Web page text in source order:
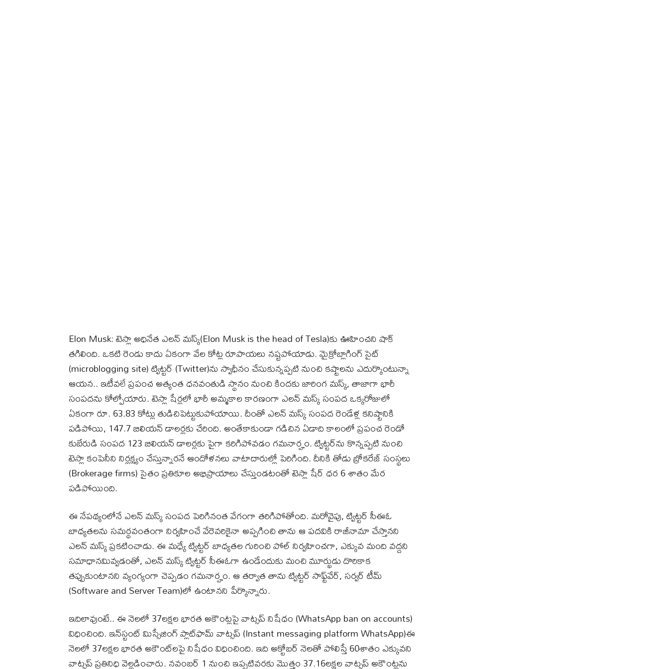
Elon Musk: టెస్లా అధినేత ఎలన్ మస్క్‌(Elon Musk is the head of Tesla)కు ఊహించని షాక్
తగిలింది. ఒకటి రెండు కాదు ఏకంగా వేల కోట్ల రూపాయలు నష్టపోయాడు. మైక్రోబ్లాగింగ్ సైట్
(microblogging site) ట్విట్టర్‌ (Twitter)ను స్వాధీనం చేసుకున్నప్పటి నుంచి కష్టాలను ఎదుర్కొంటున్నా
ఆయన.. ఇటీవలే ప్రపంచ అత్యంత ధనవంతుడి స్థానం నుంచి కిందకు జారింగ మస్క్, తాజాగా భారీ
సంపదను కోల్పోయారు. టెస్లా షేర్లలో భారీ అమ్మకాల కారణంగా ఎలన్ మస్క్ సంపద ఒక్కరోజులో
ఏకంగా రూ. 63.83 కోట్లు తుడిచిపెట్టుకుపోయాయి. దీంతో ఎలన్ మస్క్ సంపద రెండేళ్ల కనిష్టానికి
పడిపోయి, 147.7 బిలియన్ డాలర్లకు చేరింది. అంతేకాకుండా గడిచిన ఏడాది కాలంలో ప్రపంచ రెండో
కుబేరుడి సంపద 123 బిలియన్ డాలర్లకు పైగా కరిగిపోవడం గమనార్హం. ట్విట్టర్‌ను కొన్నప్పటి నుంచి
టెస్లా కంపెనీని నిర్లక్ష్యం చేస్తున్నారనే ఆందోళనలు వాటాదారుల్లో పెరిగింది. దీనికి తోడు బ్రోకరేజ్ సంస్థలు
(Brokerage firms) సైతం ప్రతికూల అభిప్రాయాలు చేస్తుండటంతో టెస్లా షేర్ ధర 6 శాతం మేర
పడిపోయింది.
ఈ నేపథ్యంలోనే ఎలన్ మస్క్ సంపద పెరిగినంత వేగంగా తరిగిపోతోంది. మరోవైపు, ట్విట్టర్ సీఈఓ
బాధ్యతలను సమర్థవంతంగా నిర్వహించే వేరెవరికైనా అప్పగించి తాను ఆ పదవికి రాజీనామా చేస్తానని
ఎలన్ మస్క్ ప్రకటించాడు. ఈ మధ్యే ట్విట్టర్ బాధ్యతల గురించి పోల్ నిర్వహించగా, ఎక్కువ మంది వద్దని
సమాధానమివ్వడంతో, ఎలన్ మస్క్ ట్విట్టర్ సీఈఓగా ఉండేందుకు మంచి మూర్ఖుడు దొరికాక
తప్పుకుంటానని వ్యంగ్యంగా చెప్పడం గమనార్హం. ఆ తర్వాత తాను ట్విట్టర్ సాఫ్ట్‌వేర్, సర్వర్ టీమ్‌
(Software and Server Team)లో ఉంటానని పేర్కొన్నారు.
ఇదిలావుంటే.. ఈ నెలలో 37లక్షల భారత అకౌంట్లపై వాట్సప్ నిషేధం (WhatsApp ban on accounts)
విధించింది. ఇన్‌స్టంట్ మిస్సేజింగ్ ప్లాట్‌ఫామ్ వాట్సప్ (Instant messaging platform WhatsApp)ఈ
నెలలో 37లక్షల భారత అకౌంట్‌లపై నిషేధం విధించింది. ఇది అక్టోబర్ నెలతో పోలిస్తే 60శాతం ఎక్కువని
వాట్సప్ ప్రతినిధి వెల్లడించారు. నవంబర్ 1 నుంచి ఇప్పటివరకు మొత్తం 37.16లక్షల వాట్సప్ అకౌంట్లను